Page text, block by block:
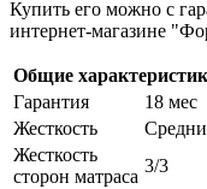
Купить его можно с
интернет-магазине
Общие
Гарантия
18 мес
Жесткость
Жесткость
сторон матраса
3/3